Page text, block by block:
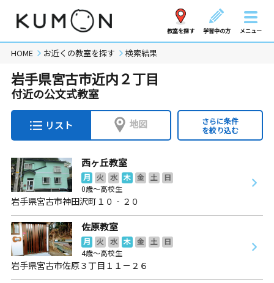
教室を探す 学習中の方 メニュー
HOME お近くの教室を探す 検索結果
岩手県宮古市近内２丁目
付近の公文式教室
リスト 地図
さらに条件
を絞り込む
西ヶ丘教室
月 火 水 木 金 土
日
0歳～高校生
岩手県宮古市神田沢町１０‐２０
佐原教室
月 火 水 木 金 土
日
4歳～高校生
岩手県宮古市佐原３丁目１１－２６